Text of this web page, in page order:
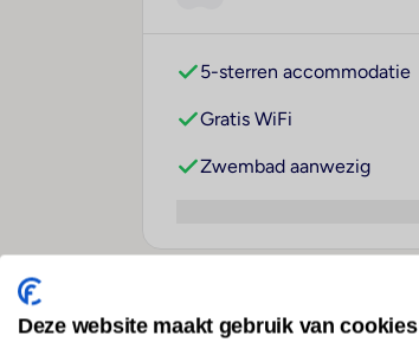
5-sterren accommodatie
Gratis WiFi
Zwembad aanwezig
Over dit hotel
Deze website maakt gebruik van cookies